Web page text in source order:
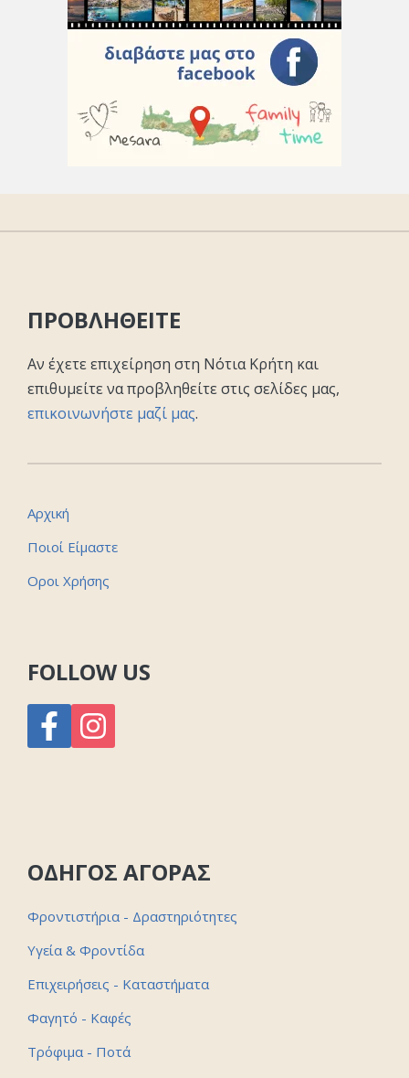
ΠΡΟΒΛΗΘΕΙΤΕ
Αν έχετε επιχείρηση στη Νότια Κρήτη και
επιθυμείτε να προβληθείτε στις σελίδες μας,
επικοινωνήστε μαζί μας.
Αρχική
Ποιοί Είμαστε
Οροι Χρήσης
FOLLOW US
ΟΔΗΓΟΣ ΑΓΟΡΑΣ
Φροντιστήρια - Δραστηριότητες
Υγεία & Φροντίδα
Επιχειρήσεις - Καταστήματα
Φαγητό - Καφές
Τρόφιμα - Ποτά